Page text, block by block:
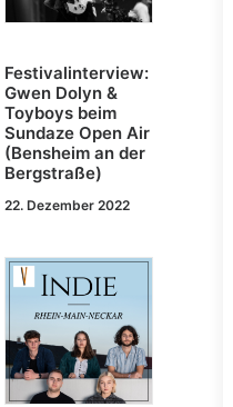
Festivalinterview:
Gwen Dolyn &
Toyboys beim
Sundaze Open Air
(Bensheim an der
Bergstraße)
22. Dezember 2022